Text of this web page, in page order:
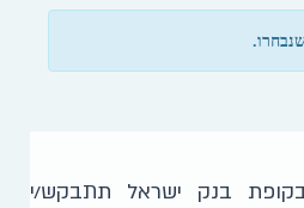
בנק ישראל תתבקש/י